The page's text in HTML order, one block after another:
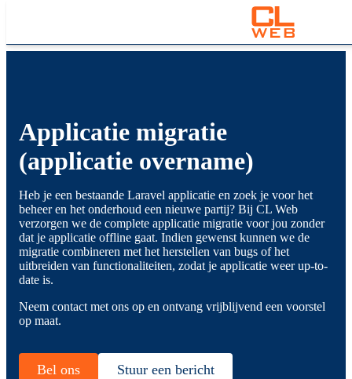
Applicatie migratie
(applicatie overname)
Heb je een bestaande Laravel applicatie en zoek je voor het
beheer en het onderhoud een nieuwe partij? Bij CL Web
verzorgen we de complete applicatie migratie voor jou zonder
dat je applicatie offline gaat. Indien gewenst kunnen we de
migratie combineren met het herstellen van bugs of het
uitbreiden van functionaliteiten, zodat je applicatie weer up-to-
date is.
Neem contact met ons op en ontvang vrijblijvend een voorstel
op maat.
Bel ons Stuur een bericht